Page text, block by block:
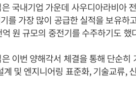
국내기업 가운데 사우디아라비아
를 가장 많이 공급한 실적을 보유하
원 규모의 중전기를 수주하기도 했
이번 양해각서 체결을 통해 단순
계 및 엔지니어링 표준화, 기술교류,